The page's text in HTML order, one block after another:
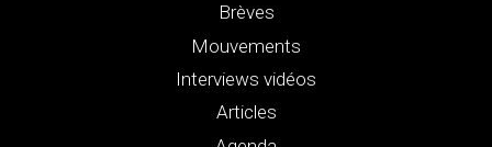
Brèves
Mouvements
Interviews vidéos
Articles